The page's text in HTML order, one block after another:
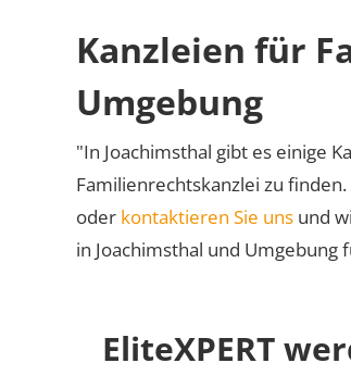
Kanzleien für
Umgebung
"In Joachimsthal gibt es einige
Familienrechtskanzlei zu
oder kontaktieren Sie uns und
in Joachimsthal und Umgebung
EliteXPERT